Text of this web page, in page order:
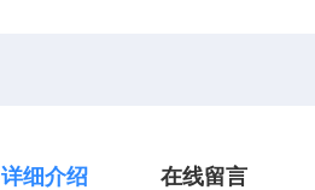
详细介绍 在线留言